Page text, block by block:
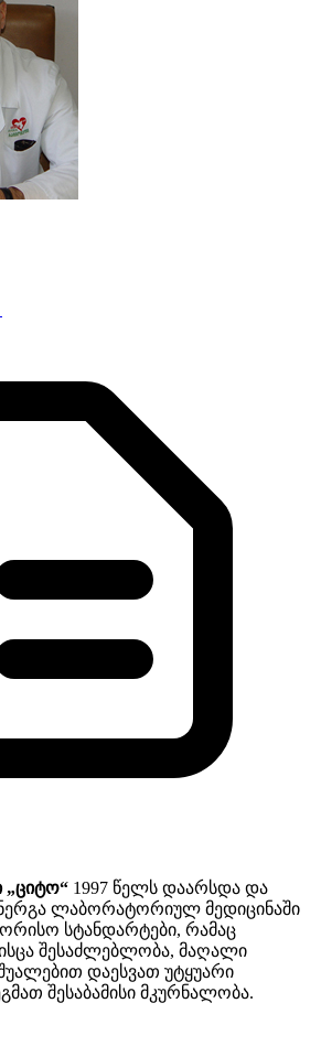
„ციტო“ 1997 წელს დაარსდა და
ლაბორატორიულ მედიცინაში
სტანდარტები, რამაც
შესაძლებლობა, მაღალი
დაესვათ უტყუარი
შესაბამისი მკურნალობა.